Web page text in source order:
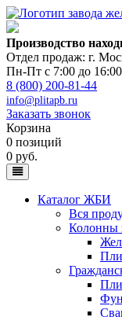
Производство
Отдел продаж: г.
Пн-Пт с 7:00 до 16:00
8 (800) 200-81-44
info@plitapb.ru
Заказать звонок
Корзина
0 позиций
0 руб.
Каталог ЖБИ
Вся
Колонны